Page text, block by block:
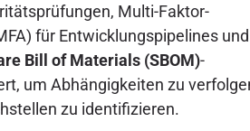
Multi-Faktor-
für Entwicklungspipelines
Bill of Materials (SBOM)-
um Abhängigkeiten zu
zu identifizieren.